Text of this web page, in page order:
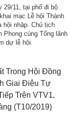
29/11, tại phố đi bộ
mạc Lễ hội Thành
hội nhập. Chủ tịch
Phong cùng Tổng lãnh
dự lễ hội.
Trong Hội Đồng
Giai Điệu Tự
Trên VTV1,
(T10/2019)